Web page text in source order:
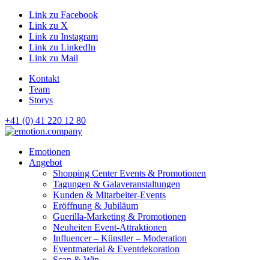
Link zu Facebook
Link zu X
Link zu Instagram
Link zu LinkedIn
Link zu Mail
Kontakt
Team
Storys
+41 (0) 41 220 12 80
Hauptnavigation
Emotionen
Angebot
Shopping Center Events & Promotionen
Tagungen & Galaveranstaltungen
Kunden & Mitarbeiter-Events
Eröffnung & Jubiläum
Guerilla-Marketing & Promotionen
Neuheiten Event-Attraktionen
Influencer – Künstler – Moderation
Eventmaterial & Eventdekoration